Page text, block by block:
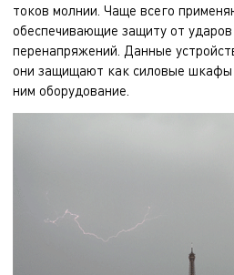
токов молнии. Чаще всего
обеспечивающие защиту от
перенапряжений. Данные
они защищают как силовые шкафы
ним оборудование.